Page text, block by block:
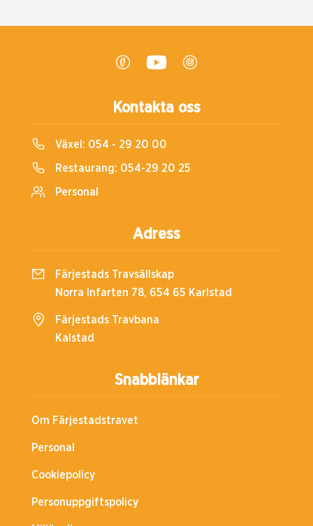
Snabblänkar
Om Färjestadstravet
Personal
Cookiepolicy
Personuppgiftspolicy
Kontakta oss
Växel: 054 - 29 20 00
Restaurang: 054-29 20 25
Personal
Adress
Färjestads Travsällskap
Norra Infarten 78, 654 65 Karlstad
Färjestads Travbana
Kalstad